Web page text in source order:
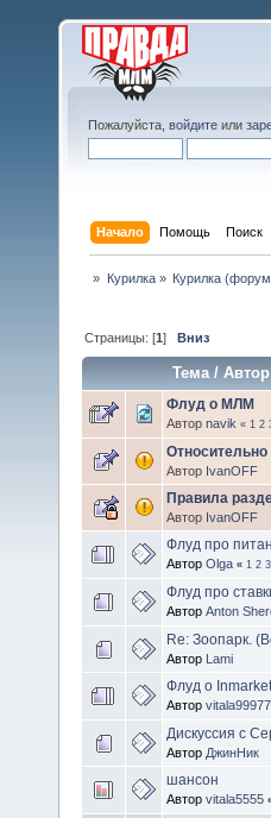
Пожалуйста, войдите или
Начало Помощь Поиск
» Курилка» Курилка
Страницы: [1]Вниз
Тема/Автор
Флуд о МЛМ
Автор navik « 1 2
Автор IvanOFF
Правила
Автор IvanOFF
Флуд про
Автор Olga « 1 2 3
Флуд про
Автор Anton
Re: Зоопарк.
Автор Lami
Флуд о Inmarket
Автор
Дискуссия с
Автор ДжинНик
шансон
Автор vitala5555